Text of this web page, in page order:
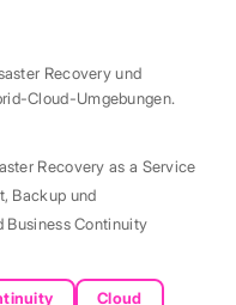
Recovery und
Cloud-Umgebungen.
Recovery as a Service
, Backup und
Business Continuity
Cloud